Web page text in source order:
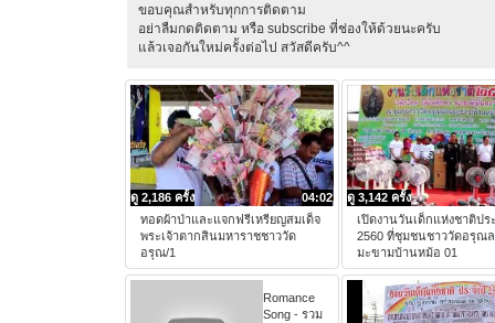
ขอบคุณสำหรับทุกการติดตาม
อย่าลืมกดติดตาม หรือ subscribe ที่ช่องให้ด้วยนะครับ
แล้วเจอกันใหม่ครั้งต่อไป สวัสดีครับ^^
04:02
ดู 2,186 ครั้ง
ทอดผ้าป่าและแจกฟรีเหรียญสมเด็จ
พระเจ้าตากสินมหาราชชาววัด
อรุณ/1
ดู 3,142 ครั้ง
เปิดงานวันเด็กแห่งชาติปร
2560 ที่ชุมชนชาววัดอรุณ
มะขามบ้านหม้อ 01
Romance
Song - รวม